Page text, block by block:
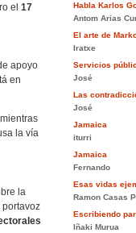
el 17
apoyo
en
la vía
la
portavoz
Habla Karlos
Antom Arias
El arte de
Iratxe
Servicios
José
Las
José
Jamaica
iturri
Jamaica
Fernando
Esas vidas
Ramon Casas
Escribiendo
Iñaki Murua